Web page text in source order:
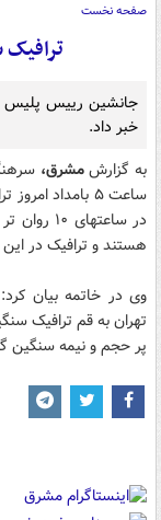
صفحه نخست
جانشین رییس پلیس
خبر داد.
به گزارشمشرق،
ساعت ۵ بامداد
در
هستند و ترافیک در
وی در خاتمه بیان
تهران به قم ترافیک
پر حجم و نیمه